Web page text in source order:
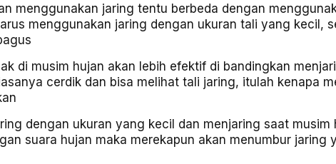
menggunakan jaring tentu berbeda dengan
menggunakan jaring dengan ukuran tali yang kecil,
di musim hujan akan lebih efektif di bandingkan
cerdik dan bisa melihat tali jaring, itulah kenapa
dengan ukuran yang kecil dan menjaring saat musim
suara hujan maka merekapun akan menumbur jaring